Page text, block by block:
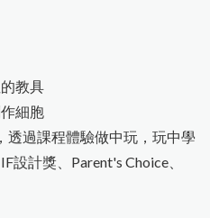
教具
細胞
透過課程體驗做中玩，玩中學
設計獎、Parent's Choice、